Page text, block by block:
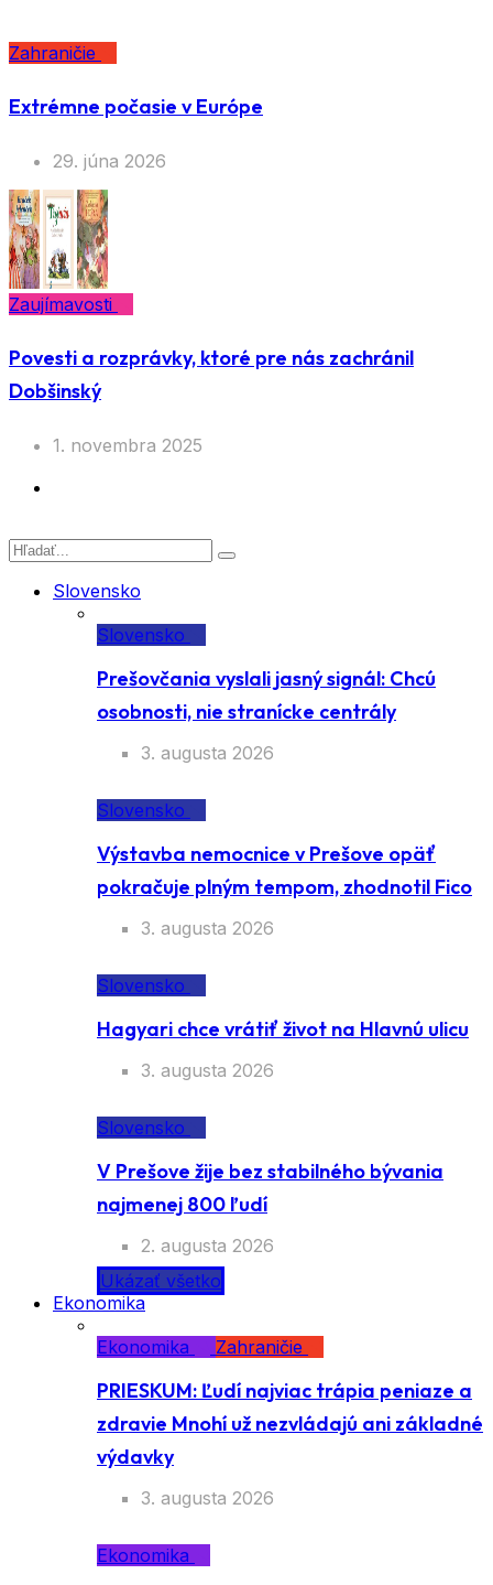
Zahraničie
Extrémne počasie v Európe
29. júna 2026
Zaujímavosti
Povesti a rozprávky, ktoré pre nás zachránil
Dobšinský
1. novembra 2025
Slovensko
Slovensko
Prešovčania vyslali jasný signál: Chcú
osobnosti, nie stranícke centrály
3. augusta 2026
Slovensko
Výstavba nemocnice v Prešove opäť
pokračuje plným tempom, zhodnotil Fico
3. augusta 2026
Slovensko
Hagyari chce vrátiť život na Hlavnú ulicu
3. augusta 2026
Slovensko
V Prešove žije bez stabilného bývania
najmenej 800 ľudí
2. augusta 2026
Ukázať všetko
Ekonomika
Ekonomika
Zahraničie
PRIESKUM: Ľudí najviac trápia peniaze a
zdravie Mnohí už nezvládajú ani základné
výdavky
3. augusta 2026
Ekonomika